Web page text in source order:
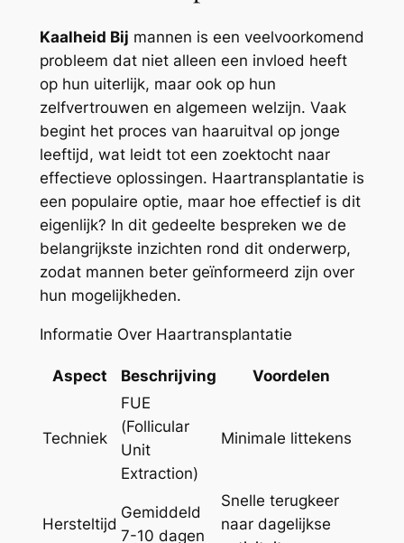
Kaalheid Bij mannen is een veelvoorkomend
probleem dat niet alleen een invloed heeft
op hun uiterlijk, maar ook op hun
zelfvertrouwen en algemeen welzijn. Vaak
begint het proces van haaruitval op jonge
leeftijd, wat leidt tot een zoektocht naar
effectieve oplossingen. Haartransplantatie is
een populaire optie, maar hoe effectief is dit
eigenlijk? In dit gedeelte bespreken we de
belangrijkste inzichten rond dit onderwerp,
zodat mannen beter geïnformeerd zijn over
hun mogelijkheden.
Informatie Over Haartransplantatie
Aspect Beschrijving Voordelen
Techniek
FUE
(Follicular
Unit
Extraction)
Minimale littekens
Hersteltijd
Gemiddeld
7-10 dagen
Snelle terugkeer
naar dagelijkse